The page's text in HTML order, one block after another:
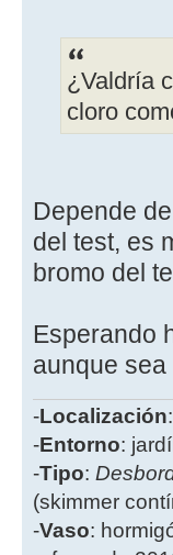
¿Valdría
cloro
Depende
del test, es
bromo del
Esperando
aunque
-Localización
-Entorno:
-Tipo:
(skimmer
-Vaso: